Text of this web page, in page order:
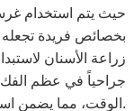
حيث يتم استخدام
بخصائص فريدة تجعله
زراعة الأسنان
جراحياً في عظم الفك
الوقت، مما يضمن استقرارًا طويل الأمد.